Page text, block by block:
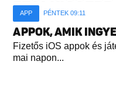
APP PÉNTEK 09:11
APPOK, AMIK
Fizetős iOS appok és
mai napon...